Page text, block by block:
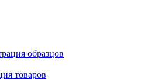
образцов
товаров